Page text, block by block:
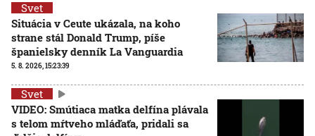
Svet
Situácia v Ceute ukázala, na koho
strane stál Donald Trump, píše
španielsky denník La Vanguardia
5. 8. 2026, 15:23:39
Svet
VIDEO: Smútiaca matka delfína plávala
s telom mŕtveho mláďaťa, pridali sa